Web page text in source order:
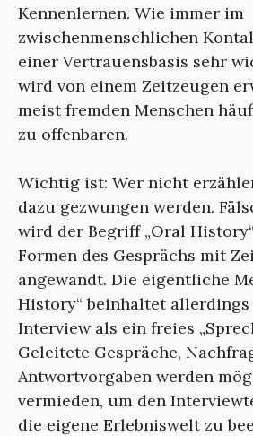
Kennenlernen. Wie immer im
zwischenmenschlichen
einer Vertrauensbasis sehr
wird von einem Zeitzeugen
meist fremden Menschen
zu offenbaren.
Wichtig ist: Wer nicht
dazu gezwungen werden.
wird der Begriff „Oral
Formen des Gesprächs mit
angewandt. Die eigentliche
History“ beinhaltet
Interview als ein freies
Geleitete Gespräche,
Antwortvorgaben werden
vermieden, um den
die eigene Erlebniswelt zu